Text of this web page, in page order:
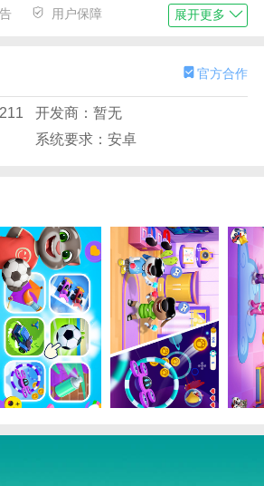
的独特风格。
小游戏，乐趣无穷。
精选潮流服饰与可爱配饰，携手安
造百变造型。
克服重重困难，完成所有任务。
界面设定，家族成员将会成为构成
给玩家更为新颖视觉感受。
式在里面可以体验，设定诸多任
收获大量金币解锁各种服饰。
定，各种精彩互动方式，走出狭小
的世界，寻求更多的乐趣。
说明
时出现，对玩家的优先度进行了测
用户保障 展开更多
官方合作
开发商：暂无
系统要求：安卓